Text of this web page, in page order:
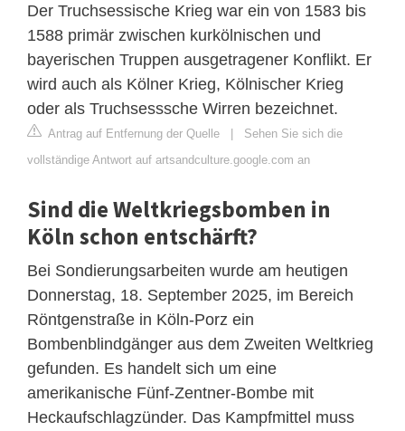
Der Truchsessische Krieg war ein von 1583 bis
1588 primär zwischen kurkölnischen und
bayerischen Truppen ausgetragener Konflikt. Er
wird auch als Kölner Krieg, Kölnischer Krieg
oder als Truchsesssche Wirren bezeichnet.
Antrag auf Entfernung der Quelle | Sehen Sie sich die
vollständige Antwort auf artsandculture.google.com an
Sind die Weltkriegsbomben in
Köln schon entschärft?
Bei Sondierungsarbeiten wurde am heutigen
Donnerstag, 18. September 2025, im Bereich
Röntgenstraße in Köln-Porz ein
Bombenblindgänger aus dem Zweiten Weltkrieg
gefunden. Es handelt sich um eine
amerikanische Fünf-Zentner-Bombe mit
Heckaufschlagzünder. Das Kampfmittel muss